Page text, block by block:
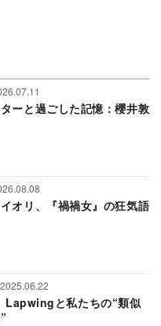
ーと過ごした記憶：櫻井敦
オリ、『禍禍女』の狂気語
2025.06.22
Lapwingと私たちの“類似